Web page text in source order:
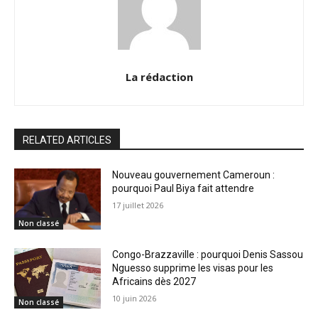
La rédaction
RELATED ARTICLES
Non classé
Nouveau gouvernement Cameroun :
pourquoi Paul Biya fait attendre
17 juillet 2026
Non classé
Congo-Brazzaville : pourquoi Denis Sassou
Nguesso supprime les visas pour les
Africains dès 2027
10 juin 2026